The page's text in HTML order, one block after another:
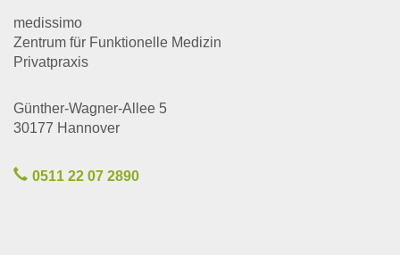
medissimo
Zentrum für Funktionelle Medizin
Privatpraxis
Günther-Wagner-Allee 5
30177 Hannover
0511 22 07 2890